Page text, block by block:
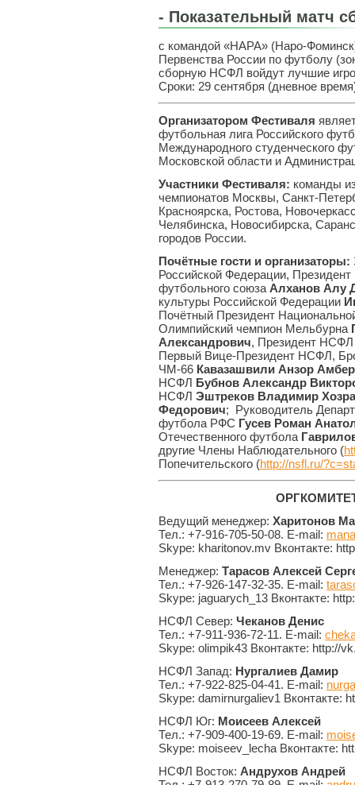
- Показательный матч
с командой «НАРА» (Наро-
Первенства России по футболу
сборную НСФЛ войдут лучшие
Сроки: 29 сентября (дневное
Организатором Фестиваля
футбольная лига Российского
Международного студенческого
Московской области и
Участники Фестиваля: команды
чемпионатов Москвы, Санкт-
Красноярска, Ростова,
Челябинска, Новосибирска,
городов России.
Почётные гости и организаторы:
Российской Федерации,
футбольного союза Алханов Алу
культуры Российской Федерации
Почётный Президент
Олимпийский чемпион Мельбурна
Александрович, Президент
Первый Вице-Президент НСФЛ,
ЧМ-66 Кавазашвили Анзор
НСФЛ Бубнов Александр
НСФЛ Эштреков Владимир
Федорович; Руководитель
футбола РФС Гусев Роман
Отечественного футбола
другие Члены Наблюдательного (
Попечительского (http://nsfl.ru/
Ведущий менеджер: Харитонов
Тел.: +7-916-705-50-08. E-mail:
Skype: kharitonov.mv Вконтакте:
Менеджер: Тарасов Алексей
Тел.: +7-926-147-32-35. E-mail:
Skype: jaguarych_13 Вконтакте:
НСФЛ Север: Чеканов Денис
Тел.: +7-911-936-72-11. E-mail:
Skype: olimpik43 Вконтакте: http://
НСФЛ Запад: Нургалиев Дамир
Тел.: +7-922-825-04-41. E-mail:
Skype: damirnurgaliev1 Вконтакте:
НСФЛ Юг: Моисеев Алексей
Тел.: +7-909-400-19-69. E-mail:
Skype: moiseev_lecha Вконтакте:
НСФЛ Восток: Андрухов Андрей